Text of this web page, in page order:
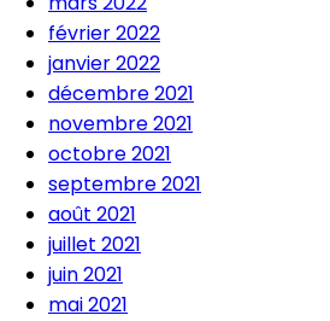
février 2022
janvier 2022
décembre 2021
novembre 2021
octobre 2021
septembre 2021
août 2021
juillet 2021
juin 2021
mai 2021